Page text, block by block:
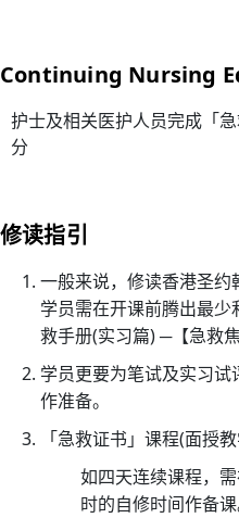
Continuing Nursing
护士及相关医护人员完成「
分
修读指引
一般来说，修读香港圣
学员需在开课前腾出最
救手册(实习篇) ─【急救
学员更要为笔试及实习
作准备。
「急救证书」课程(面授
如四天连续课程，
时的自修时间作备课